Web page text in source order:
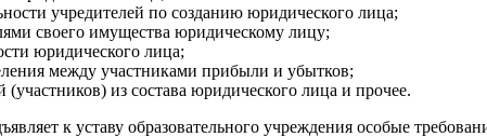
учредителей по созданию юридического лица;
своего имущества юридическому лицу;
юридического лица;
между участниками прибыли и убытков;
(участников) из состава юридического лица и прочее.
к уставу образовательного учреждения особые